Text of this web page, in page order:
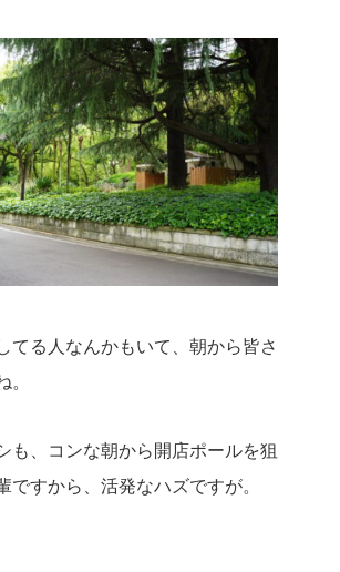
てる人なんかもいて、朝から皆さ
。
も、コンな朝から開店ポールを狙
ですから、活発なハズですが。